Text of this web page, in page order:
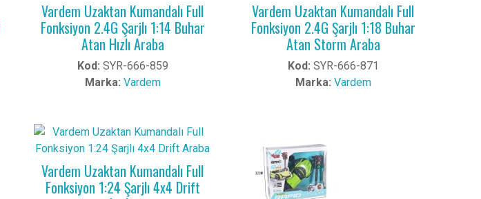
Vardem Uzaktan Kumandalı Full
Fonksiyon 2.4G Şarjlı 1:14 Buhar
Atan Hızlı Araba
Kod: SYR-666-859
Marka: Vardem
Vardem Uzaktan Kumandalı Full
Fonksiyon 2.4G Şarjlı 1:18 Buhar
Atan Storm Araba
Kod: SYR-666-871
Marka: Vardem
Vardem Uzaktan Kumandalı Full
Fonksiyon 1:24 Şarjlı 4x4 Drift